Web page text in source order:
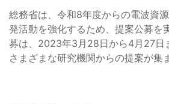
総務省は、令和8年度からの電波資
発活動を強化するため、提案公募を
募は、2023年3月28日から4月27日
さまざまな研究機関からの提案が集